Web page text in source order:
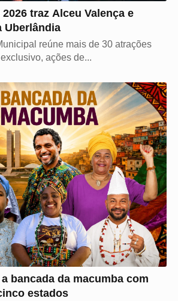
traz Alceu Valença e
Uberlândia
reúne mais de 30 atrações
ações de...
bancada da macumba com
estados